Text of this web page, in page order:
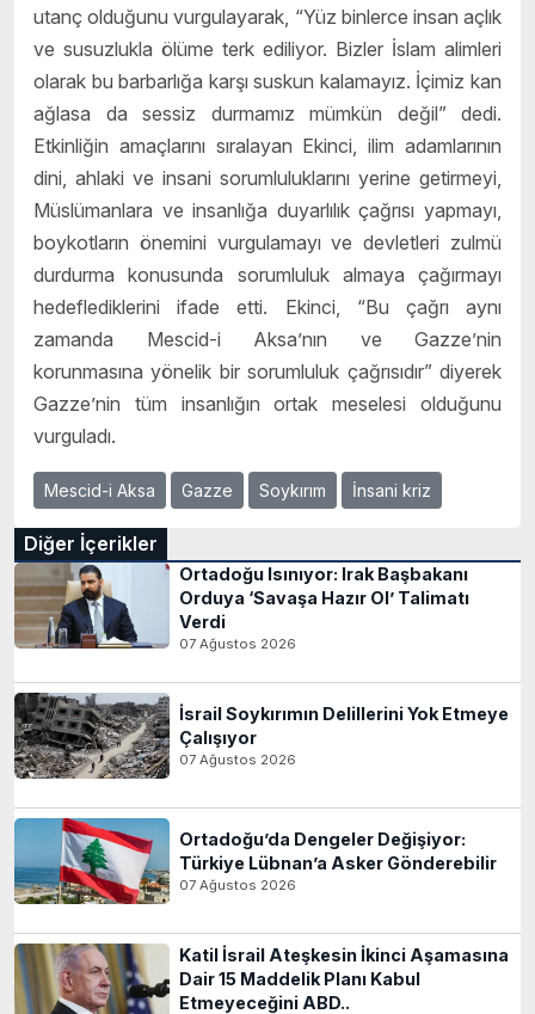
utanç olduğunu vurgulayarak, “Yüz binlerce insan açlık
ve susuzlukla ölüme terk ediliyor. Bizler İslam alimleri
olarak bu barbarlığa karşı suskun kalamayız. İçimiz kan
ağlasa da sessiz durmamız mümkün değil” dedi.
Etkinliğin amaçlarını sıralayan Ekinci, ilim adamlarının
dini, ahlaki ve insani sorumluluklarını yerine getirmeyi,
Müslümanlara ve insanlığa duyarlılık çağrısı yapmayı,
boykotların önemini vurgulamayı ve devletleri zulmü
durdurma konusunda sorumluluk almaya çağırmayı
hedeflediklerini ifade etti. Ekinci, “Bu çağrı aynı
zamanda Mescid-i Aksa’nın ve Gazze’nin
korunmasına yönelik bir sorumluluk çağrısıdır” diyerek
Gazze’nin tüm insanlığın ortak meselesi olduğunu
vurguladı.
Mescid-i Aksa Gazze Soykırım İnsani kriz
Diğer İçerikler
Ortadoğu Isınıyor: Irak Başbakanı
Orduya ‘Savaşa Hazır Ol’ Talimatı
Verdi
07 Ağustos 2026
İsrail Soykırımın Delillerini Yok Etmeye
Çalışıyor
07 Ağustos 2026
Ortadoğu’da Dengeler Değişiyor:
Türkiye Lübnan’a Asker Gönderebilir
07 Ağustos 2026
Katil İsrail Ateşkesin İkinci Aşamasına
Dair 15 Maddelik Planı Kabul
Etmeyeceğini ABD..